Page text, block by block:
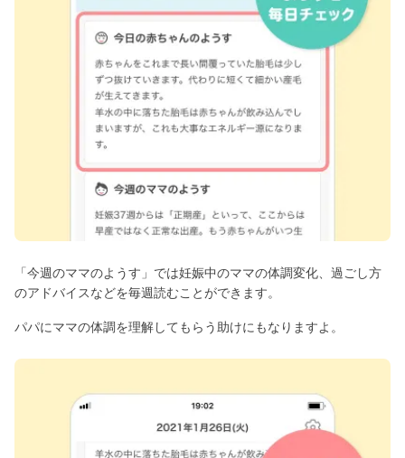
「今週のママのようす」では妊娠中のママの体調変化、過ごし方
のアドバイスなどを毎週読むことができます。
パパにママの体調を理解してもらう助けにもなりますよ。